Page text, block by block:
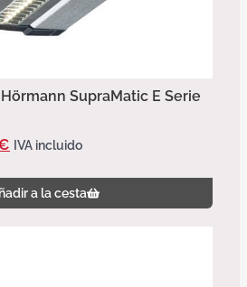
SupraMatic E Serie
IVA incluido
a la cesta